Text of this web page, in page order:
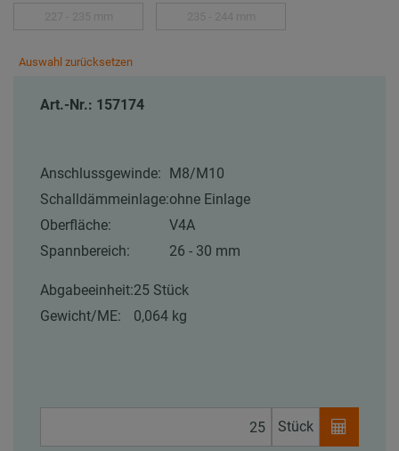
Auswahl zurücksetzen
Art.-Nr.: 157174
Anschlussgewinde:
M8/M10
Schalldämmeinlage:ohne Einlage
Oberfläche:
V4A
Spannbereich:
26 - 30 mm
Abgabeeinheit:25 Stück
Gewicht/ME:
0,064 kg
Stück